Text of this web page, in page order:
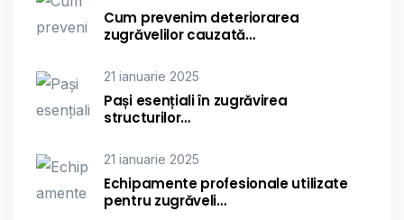
Cum prevenim deteriorarea
zugrăvelilor cauzată…
21 ianuarie 2025
Pași esențiali în zugrăvirea
structurilor…
21 ianuarie 2025
Echipamente profesionale utilizate
pentru zugrăveli…